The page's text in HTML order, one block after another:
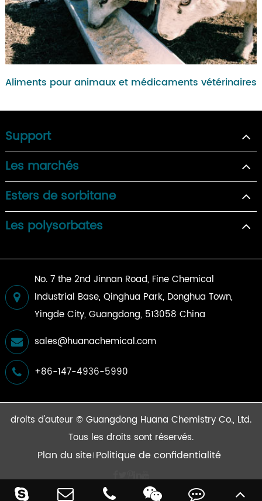
Aliments pour animaux et médicaments vétérinaires
Support
Les marchés
Esters de sorbitane
Les polysorbates
No. 7 the 2nd Jinnan Road, Fine Chemical
Industrial Base, Qinghua Park, Donghua Town,
Yingde City, Guangdong, 513058 China
sales@huanachemical.com
+86-147-4936-5990
droits d'auteur © Guangdong Huana Chemistry Co., Ltd.
Tous les droits sont réservés.
Plan du site Politique de confidentialité